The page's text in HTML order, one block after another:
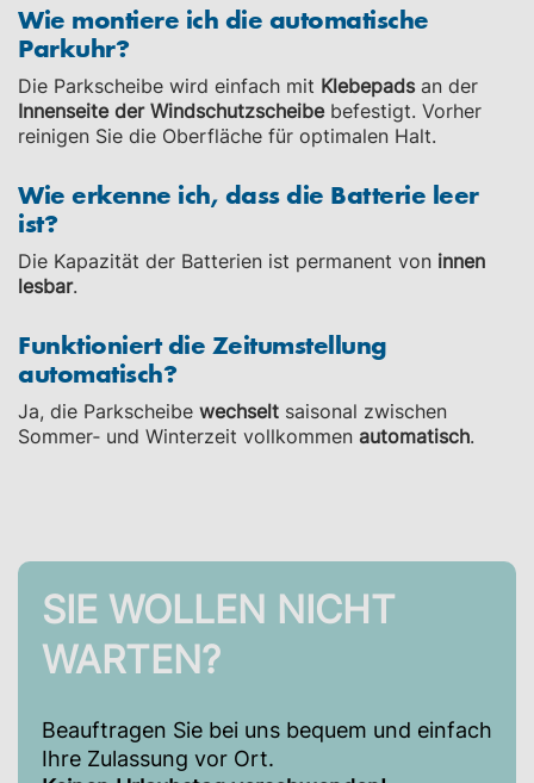
Wie montiere ich die automatische
Parkuhr?
Die Parkscheibe wird einfach mit Klebepads an der
Innenseite der Windschutzscheibebefestigt. Vorher
reinigen Sie die Oberfläche für optimalen Halt.
Wie erkenne ich, dass die Batterie leer
ist?
Die Kapazität der Batterien ist permanent von innen
lesbar.
Funktioniert die Zeitumstellung
automatisch?
Ja, die Parkscheibe wechselt saisonal zwischen
Sommer‑ und Winterzeit vollkommen automatisch.
SIE WOLLEN NICHT
WARTEN?
Beauftragen Sie bei uns bequem und einfach
Ihre Zulassung vor Ort.